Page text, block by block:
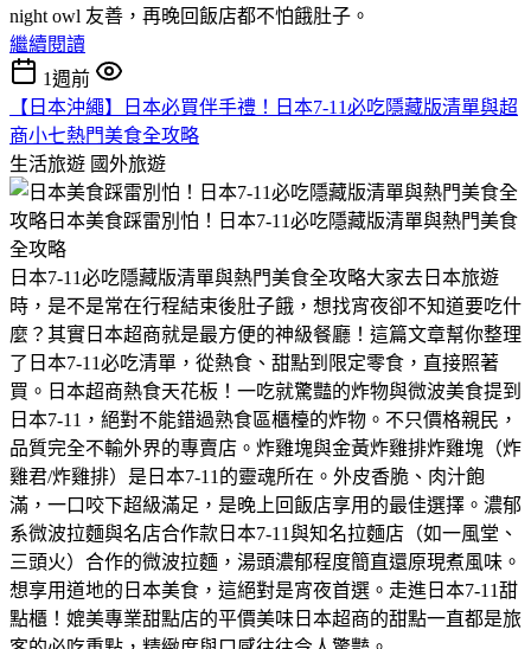
night owl 友善，再晚回飯店都不怕餓肚子。
繼續閱讀
1週前
【日本沖繩】日本必買伴手禮！日本7-11必吃隱藏版清單與超
商小七熱門美食全攻略
生活旅遊 國外旅遊
日本7-11必吃隱藏版清單與熱門美食全攻略​大家去日本旅遊
時，是不是常在行程結束後肚子餓，想找宵夜卻不知道要吃什
麼？其實日本超商就是最方便的神級餐廳！這篇文章幫你整理
了日本7-11必吃清單，從熱食、甜點到限定零食，直接照著
買。​日本超商熱食天花板！一吃就驚豔的炸物與微波美食​提到
日本7-11，絕對不能錯過熟食區櫃檯的炸物。不只價格親民，
品質完全不輸外界的專賣店。​炸雞塊與金黃炸雞排​炸雞塊（炸
雞君/炸雞排）是日本7-11的靈魂所在。外皮香脆、肉汁飽
滿，一口咬下超級滿足，是晚上回飯店享用的最佳選擇。​濃郁
系微波拉麵與名店合作款​日本7-11與知名拉麵店（如一風堂、
三頭火）合作的微波拉麵，湯頭濃郁程度簡直還原現煮風味。
想享用道地的日本美食，這絕對是宵夜首選。​走進日本7-11甜
點櫃！媲美專業甜點店的平價美味​日本超商的甜點一直都是旅